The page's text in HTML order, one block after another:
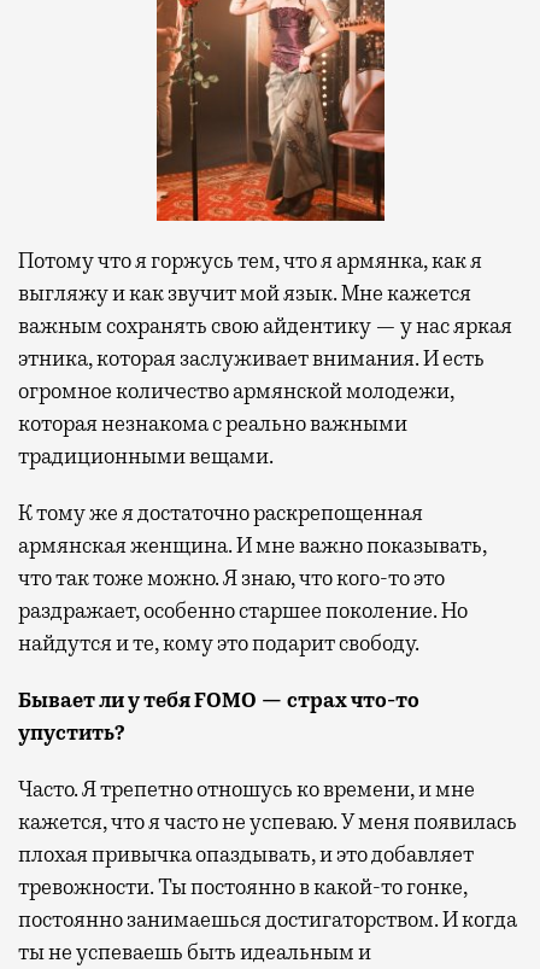
Потому что я горжусь тем, что я армянка, как я
выгляжу и как звучит мой язык. Мне кажется
важным сохранять свою айдентику — у нас яркая
этника, которая заслуживает внимания. И есть
огромное количество армянской молодежи,
которая незнакома с реально важными
традиционными вещами.
К тому же я достаточно раскрепощенная
армянская женщина. И мне важно показывать,
что так тоже можно. Я знаю, что кого-то это
раздражает, особенно старшее поколение. Но
найдутся и те, кому это подарит свободу.
Бывает ли у тебя FOMO — страх что-то
упустить?
Часто. Я трепетно отношусь ко времени, и мне
кажется, что я часто не успеваю. У меня появилась
плохая привычка опаздывать, и это добавляет
тревожности.Ты постоянно в какой-то гонке,
постоянно занимаешься достигаторством. И когда
ты не успеваешь быть идеальным и